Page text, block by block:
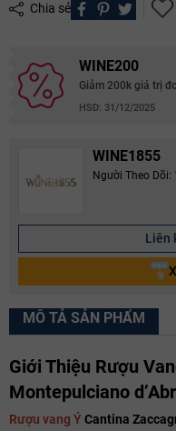
Chia sẻ
WINE200
Giảm 200k giá trị
HSD: 31/12/2025
WINE1855
Người Theo Dõi:
Liên
MÔ TẢ SẢN PHẨM
Giới Thiệu Rượu
Montepulciano
Rượu vang ÝCantina